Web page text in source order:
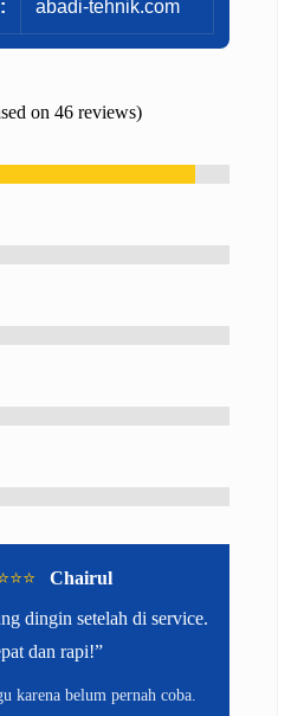
abadi-tehnik.com
on 46 reviews)
Chairul
dingin setelah di service.
dan rapi!”
karena belum pernah coba.